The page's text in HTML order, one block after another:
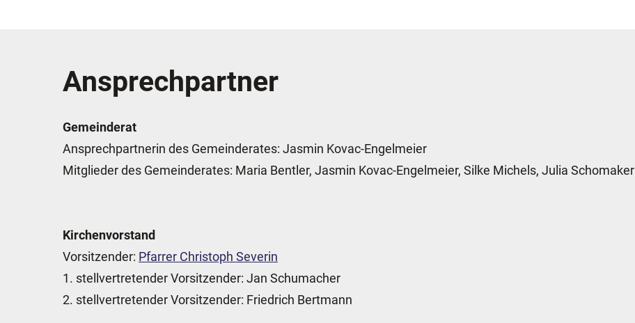
Ansprechpartner
Gemeinderat
Ansprechpartnerin des Gemeinderates: Jasmin Kovac-Engelmeier
Mitglieder des Gemeinderates: Maria Bentler, Jasmin Kovac-Engelmeier, Silke Michels, Julia Schomaker
Kirchenvorstand
Vorsitzender: Pfarrer Christoph Severin
1. stellvertretender Vorsitzender: Jan Schumacher
2. stellvertretender Vorsitzender: Friedrich Bertmann